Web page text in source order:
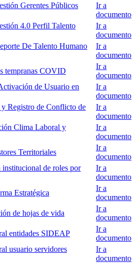
Gerentes Públicos
Ir a
documento
4.0 Perfil Talento
Ir a
documento
De Talento Humano
Ir a
documento
tempranas COVID
Ir a
documento
de Usuario en
Ir a
documento
Registro de Conflicto de
Ir a
documento
Clima Laboral y
Ir a
documento
Territoriales
Ir a
documento
de roles por
Ir a
documento
Estratégica
Ir a
documento
de hojas de vida
Ir a
documento
entidades SIDEAP
Ir a
documento
usuario servidores
Ir a
documento